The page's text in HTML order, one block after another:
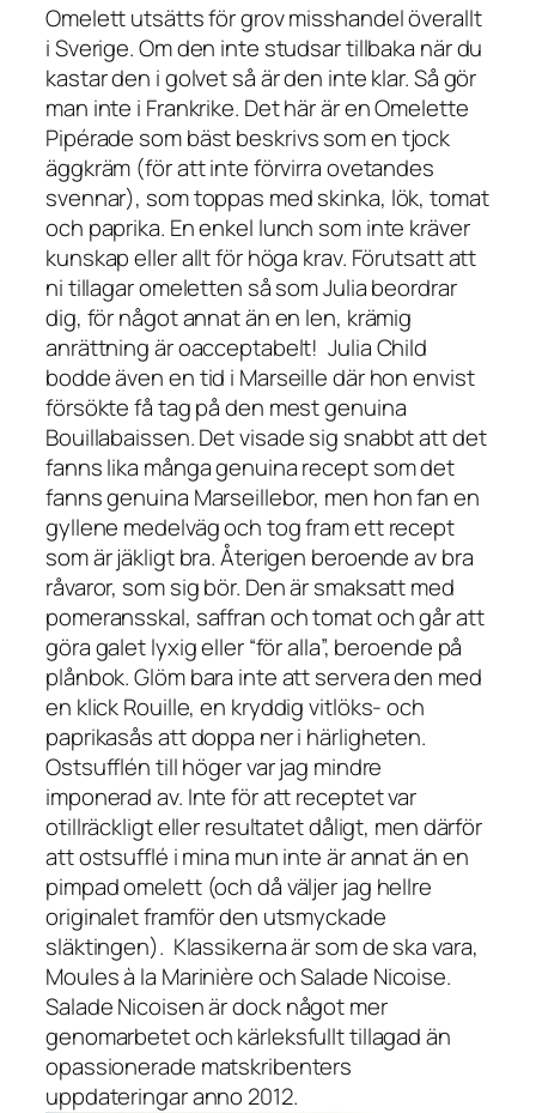
Omelett utsätts för grov misshandel överallt
i Sverige. Om den inte studsar tillbaka när du
kastar den i golvet så är den inte klar. Så gör
man inte i Frankrike. Det här är enOmelette
Pipérade som bäst beskrivs som en tjock
äggkräm (för att inte förvirra ovetandes
svennar), som toppas med skinka, lök, tomat
och paprika. En enkel lunch som inte kräver
kunskap eller allt för höga krav. Förutsatt att
ni tillagar omeletten så som Julia beordrar
dig, för något annat än en len, krämig
anrättning är oacceptabelt! Julia Child
bodde även en tid i Marseille där hon envist
försökte få tag på den mest genuina
Bouillabaissen. Det visade sig snabbt att det
fanns lika många genuina recept som det
fanns genuina Marseillebor, men hon fan en
gyllene medelväg och tog fram ett recept
som är jäkligt bra. Återigen beroende av bra
råvaror, som sig bör. Den är smaksatt med
pomeransskal, saffran och tomat och går att
göra galet lyxig eller “för alla”, beroende på
plånbok. Glöm bara inte att servera den med
en klickRouille, en kryddig vitlöks- och
paprikasås att doppa ner i härligheten.
Ostsufflén till höger var jag mindre
imponerad av. Inte för att receptet var
otillräckligt eller resultatet dåligt, men därför
att ostsufflé i mina mun inte är annat än en
pimpad omelett (och då väljer jag hellre
originalet framför den utsmyckade
släktingen). Klassikerna är som de ska vara,
Moules à la MarinièreochSalade Nicoise.
Salade Nicoisenär dock något mer
genomarbetet och kärleksfullt tillagad än
opassionerade matskribenters
uppdateringar anno 2012.